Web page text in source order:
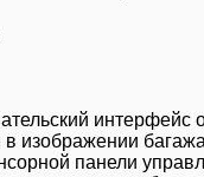
интерфейс
панели